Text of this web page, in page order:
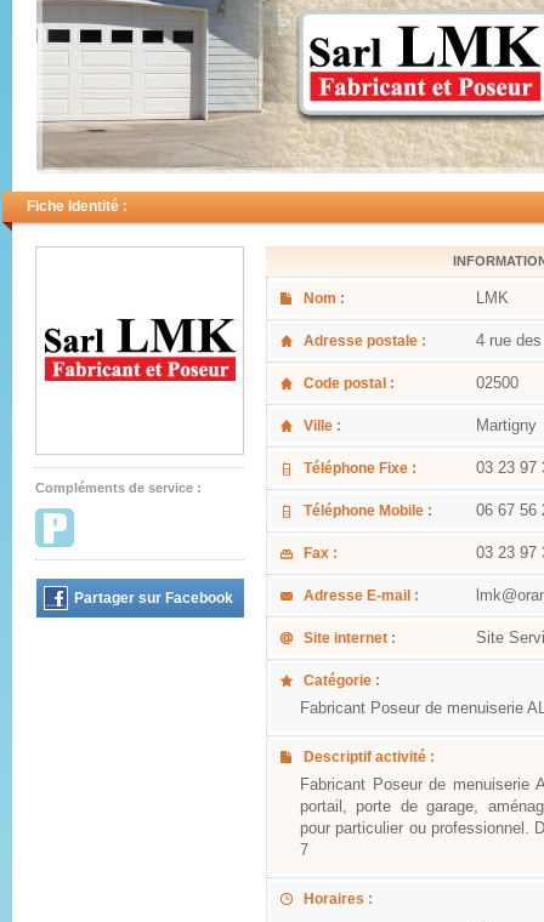
Fiche Identité :
Compléments de service :
Partager sur Facebook
Nom : LMK
Adresse postale : 4 rue
Code postal : 02500
Ville : Martigny
Téléphone Fixe : 03 23 97
Téléphone Mobile : 06 67 56
Fax : 03 23 97
Adresse E-mail :
Site internet : Site
Catégorie :
Fabricant Poseur de menuiserie
Descriptif activité :
Fabricant Poseur de menuiserie
portail, porte de garage,
pour particulier ou professionnel.
7
Horaires :